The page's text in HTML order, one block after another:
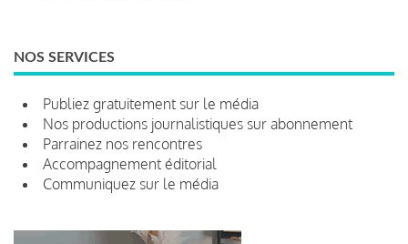
NOS SERVICES
Publiez gratuitement sur le média
Nos productions journalistiques sur abonnement
Parrainez nos rencontres
Accompagnement éditorial
Communiquez sur le média